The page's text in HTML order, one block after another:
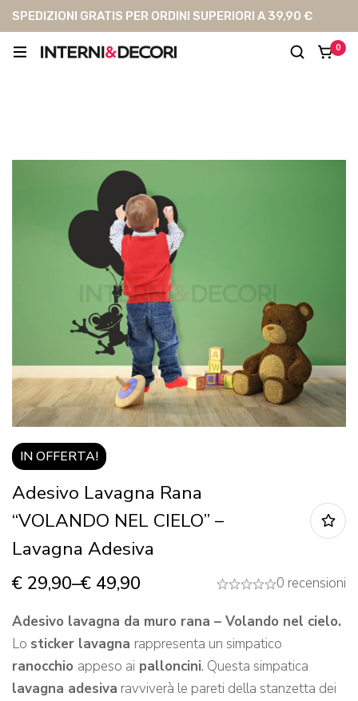
SPEDIZIONI GRATIS PER ORDINI SUPERIORI A 39,90 €
0
IN OFFERTA!
Adesivo Lavagna Rana
“VOLANDO NEL CIELO” –
Lavagna Adesiva
€ 29,90–€ 49,90 0 recensioni
Adesivo lavagna da muro rana – Volando nel cielo.
Lo sticker lavagna rappresenta un simpatico
ranocchio appeso ai palloncini. Questa simpatica
lavagna adesiva ravviverà le pareti della stanzetta dei